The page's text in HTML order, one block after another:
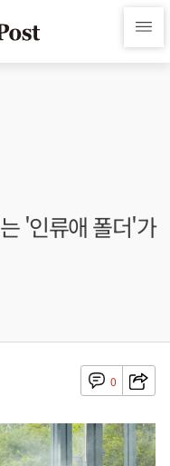
'인류애 폴더'가
0